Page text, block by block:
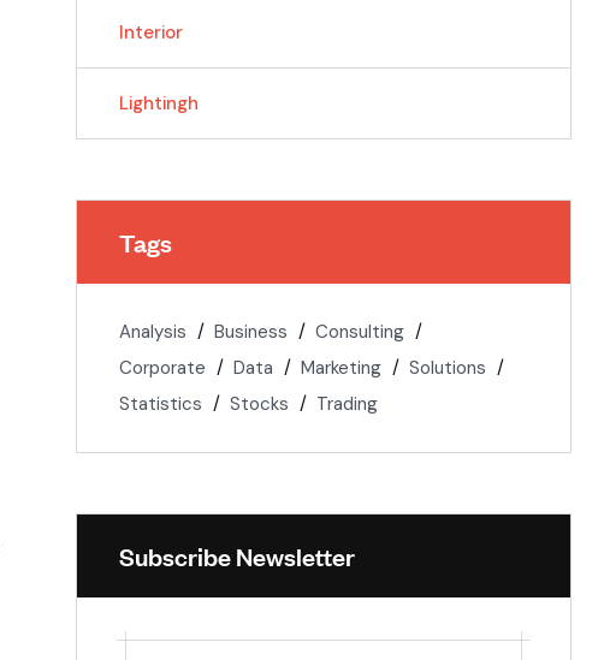
Interior
Lightingh
Tags
Analysis Business
Consulting
Corporate
Data Marketing
Solutions
Statistics
Stocks Trading
Subscribe Newsletter